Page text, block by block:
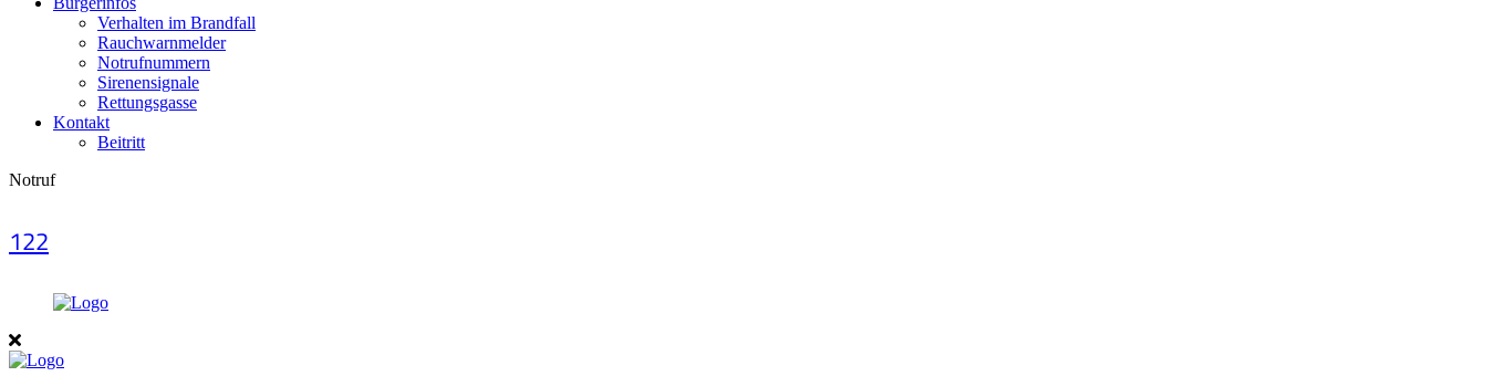
Verhalten im Brandfall
Rauchwarnmelder
Notrufnummern
Sirenensignale
Rettungsgasse
Kontakt
Beitritt
Notruf
122